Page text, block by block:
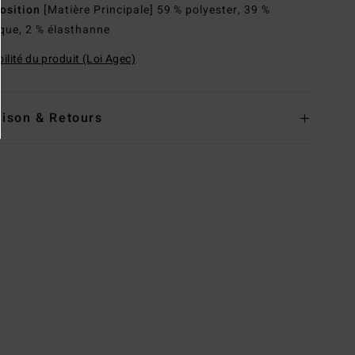
[Matière Principale] 59 % polyester, 39 %
2 % élasthanne
du produit (Loi Agec)
& Retours